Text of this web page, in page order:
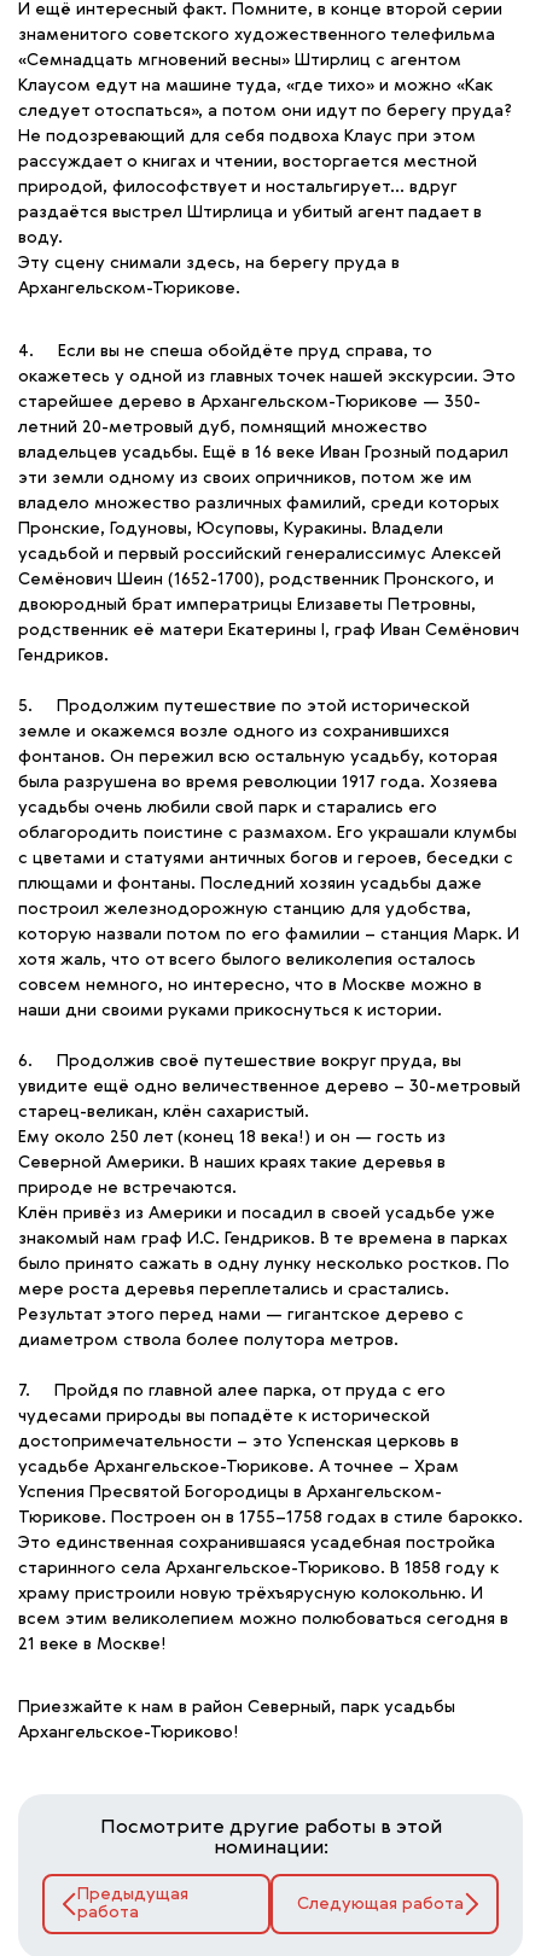
И ещё интересный факт. Помните, в конце второй серии
знаменитого советского художественного телефильма
«Семнадцать мгновений весны» Штирлиц с агентом
Клаусом едут на машине туда, «где тихо» и можно «Как
следует отоспаться», а потом они идут по берегу пруда?
Не подозревающий для себя подвоха Клаус при этом
рассуждает о книгах и чтении, восторгается местной
природой, философствует и ностальгирует… вдруг
раздаётся выстрел Штирлица и убитый агент падает в
воду.
Эту сцену снимали здесь, на берегу пруда в
Архангельском-Тюрикове.
4. Если вы не спеша обойдёте пруд справа, то
окажетесь у одной из главных точек нашей экскурсии. Это
старейшее дерево в Архангельском-Тюрикове — 350-
летний 20-метровый дуб, помнящий множество
владельцев усадьбы. Ещё в 16 веке Иван Грозный подарил
эти земли одному из своих опричников, потом же им
владело множество различных фамилий, среди которых
Пронские, Годуновы, Юсуповы, Куракины. Владели
усадьбой и первый российский генералиссимус Алексей
Семёнович Шеин (1652-1700), родственник Пронского, и
двоюродный брат императрицы Елизаветы Петровны,
родственник её матери Екатерины I, граф Иван Семёнович
Гендриков.
5. Продолжим путешествие по этой исторической
земле и окажемся возле одного из сохранившихся
фонтанов. Он пережил всю остальную усадьбу, которая
была разрушена во время революции 1917 года. Хозяева
усадьбы очень любили свой парк и старались его
облагородить поистине с размахом. Его украшали клумбы
с цветами и статуями античных богов и героев, беседки с
плющами и фонтаны. Последний хозяин усадьбы даже
построил железнодорожную станцию для удобства,
которую назвали потом по его фамилии – станция Марк. И
хотя жаль, что от всего былого великолепия осталось
совсем немного, но интересно, что в Москве можно в
наши дни своими руками прикоснуться к истории.
6. Продолжив своё путешествие вокруг пруда, вы
увидите ещё одно величественное дерево – 30-метровый
старец-великан, клён сахаристый.
Ему около 250 лет (конец 18 века!) и он — гость из
Северной Америки. В наших краях такие деревья в
природе не встречаются.
Клён привёз из Америки и посадил в своей усадьбе уже
знакомый нам граф И.С. Гендриков. В те времена в парках
было принято сажать в одну лунку несколько ростков. По
мере роста деревья переплетались и срастались.
Результат этого перед нами — гигантское дерево с
диаметром ствола более полутора метров.
7. Пройдя по главной алее парка, от пруда с его
чудесами природы вы попадёте к исторической
достопримечательности – это Успенская церковь в
усадьбе Архангельское-Тюрикове. А точнее – Храм
Успения Пресвятой Богородицы в Архангельском-
Тюрикове. Построен он в 1755–1758 годах в стиле барокко.
Это единственная сохранившаяся усадебная постройка
старинного села Архангельское-Тюриково. В 1858 году к
храму пристроили новую трёхъярусную колокольню. И
всем этим великолепием можно полюбоваться сегодня в
21 веке в Москве!
Приезжайте к нам в район Северный, парк усадьбы
Архангельское-Тюриково!
Посмотрите другие работы в этой
номинации:
Предыдущая
работа
Следующая работа